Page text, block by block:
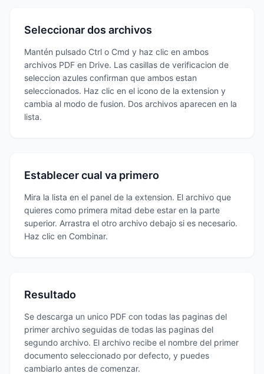
Seleccionar dos archivos
Mantén pulsado Ctrl o Cmd y haz clic en ambos
archivos PDF en Drive. Las casillas de verificacion de
seleccion azules confirman que ambos estan
seleccionados. Haz clic en el icono de la extension y
cambia al modo de fusion. Dos archivos aparecen en la
lista.
Establecer cual va primero
Mira la lista en el panel de la extension. El archivo que
quieres como primera mitad debe estar en la parte
superior. Arrastra el otro archivo debajo si es necesario.
Haz clic en Combinar.
Resultado
Se descarga un unico PDF con todas las paginas del
primer archivo seguidas de todas las paginas del
segundo archivo. El archivo recibe el nombre del primer
documento seleccionado por defecto, y puedes
cambiarlo antes de comenzar.